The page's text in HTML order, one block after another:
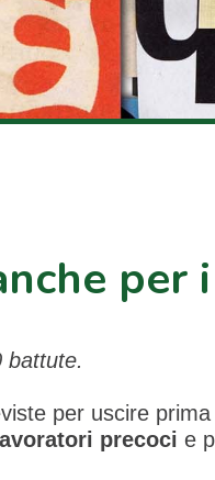
per
battute.
per uscire
lavoratori precoci e